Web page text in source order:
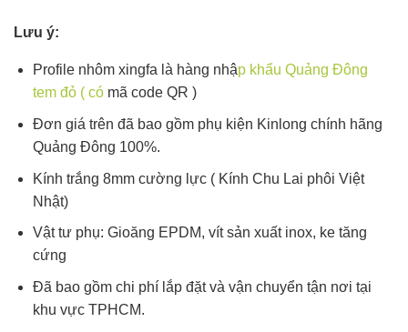
Lưu ý:
Profile nhôm xingfa là hàng nhập khẩu Quảng Đông
tem đỏ ( cómã code QR )
Đơn giá trên đã bao gồm phụ kiện Kinlong chính hãng
Quảng Đông 100%.
Kính trắng 8mm cường lực ( Kính Chu Lai phôi Việt
Nhật)
Vật tư phụ: Gioăng EPDM, vít sản xuất inox, ke tăng
cứng
Đã bao gồm chi phí lắp đặt và vận chuyển tận nơi tại
khu vực TPHCM.